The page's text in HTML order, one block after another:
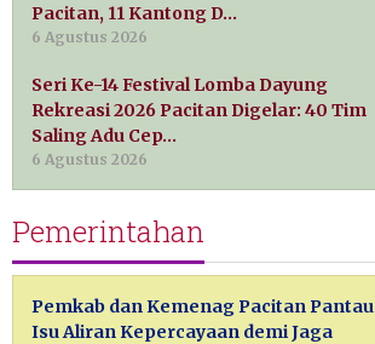
Pacitan, 11 Kantong D…
6 Agustus 2026
Seri Ke-14 Festival Lomba Dayung
Rekreasi 2026 Pacitan Digelar: 40 Tim
Saling Adu Cep…
6 Agustus 2026
Pemerintahan
Pemkab dan Kemenag Pacitan Pantau
Isu Aliran Kepercayaan demi Jaga